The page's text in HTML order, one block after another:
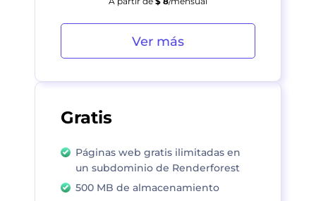
Gratis
Páginas web gratis ilimitadas en
un subdominio de Renderforest
500 MB de almacenamiento
Ver más